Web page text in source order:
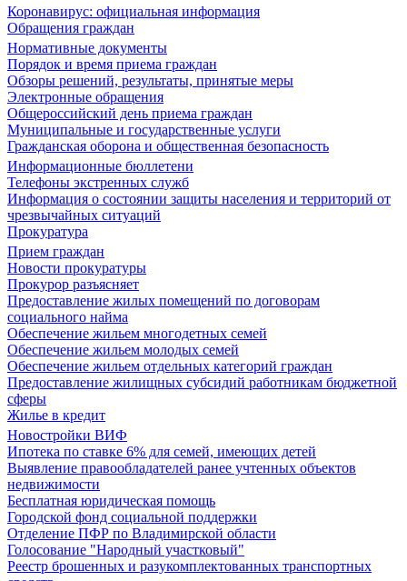
Коронавирус: официальная информация
Обращения граждан
Нормативные документы
Порядок и время приема граждан
Обзоры решений, результаты, принятые меры
Электронные обращения
Общероссийский день приема граждан
Муниципальные и государственные услуги
Гражданская оборона и общественная безопасность
Информационные бюллетени
Телефоны экстренных служб
Информация о состоянии защиты населения и территорий от
чрезвычайных ситуаций
Прокуратура
Прием граждан
Новости прокуратуры
Прокурор разъясняет
Предоставление жилых помещений по договорам
социального найма
Обеспечение жильем многодетных семей
Обеспечение жильем молодых семей
Обеспечение жильем отдельных категорий граждан
Предоставление жилищных субсидий работникам бюджетной
сферы
Жилье в кредит
Новостройки ВИФ
Ипотека по ставке 6% для семей, имеющих детей
Выявление правообладателей ранее учтенных объектов
недвижимости
Бесплатная юридическая помощь
Городской фонд социальной поддержки
Отделение ПФР по Владимирской области
Голосование "Народный участковый"
Реестр брошенных и разукомплектованных транспортных